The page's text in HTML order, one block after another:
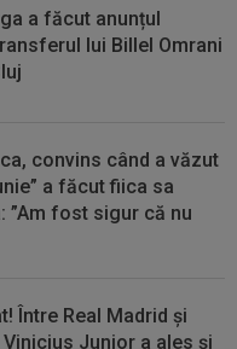
a făcut anunțul
lui Billel Omrani
convins când a văzut
a făcut fiica sa
”Am fost sigur că nu
Între Real Madrid și
Junior a ales și